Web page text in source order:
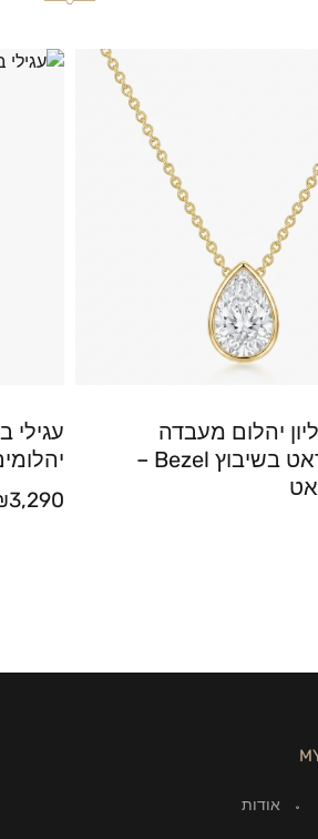
יהלום מעבדה
טיפה 3 קראט בשיבוץ Bezel –
3,290
אודות